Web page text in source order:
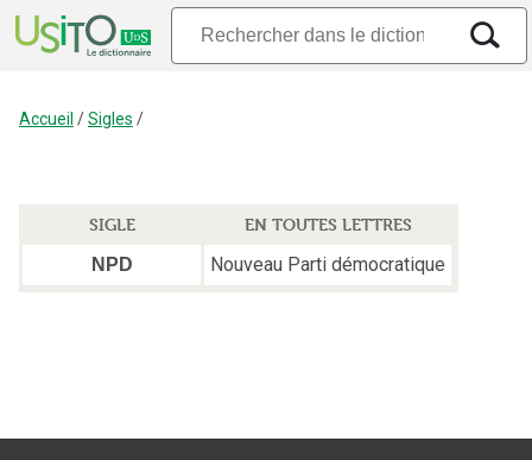
Accueil /Sigles /
SIGLE
EN TOUTES LETTRES
NPD
Nouveau Parti démocratique